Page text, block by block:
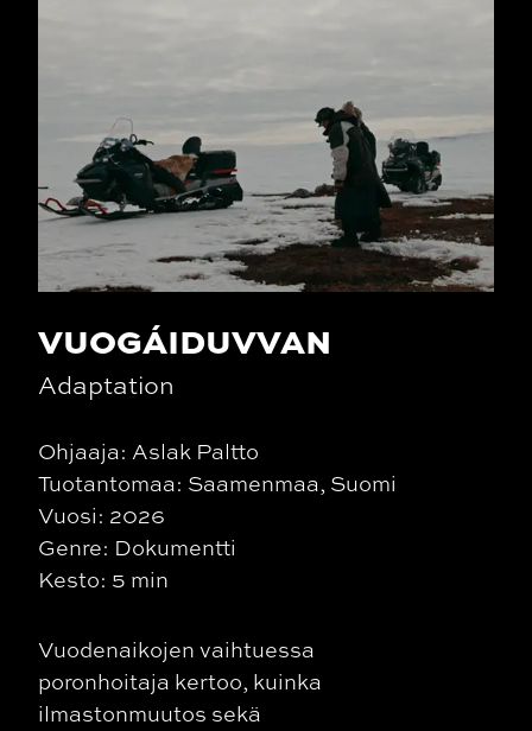
VUOGÁIDUVVAN
Adaptation
Ohjaaja: Aslak Paltto
Tuotantomaa: Saamenmaa, Suomi
Vuosi: 2026
Genre: Dokumentti
Kesto: 5 min
Vuodenaikojen vaihtuessa
poronhoitaja kertoo, kuinka
ilmastonmuutos sekä